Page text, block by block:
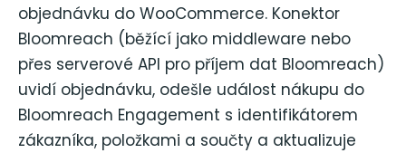
objednávku do WooCommerce. Konektor
Bloomreach (běžící jako middleware nebo
přes serverové API pro příjem dat Bloomreach)
uvidí objednávku, odešle událost nákupu do
Bloomreach Engagement s identifikátorem
zákazníka, položkami a součty a aktualizuje